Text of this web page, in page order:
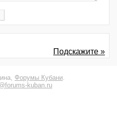
Подскажите »
Форумы Кубани.
kuban.ru